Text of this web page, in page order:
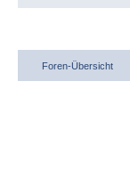
Foren-Übersicht